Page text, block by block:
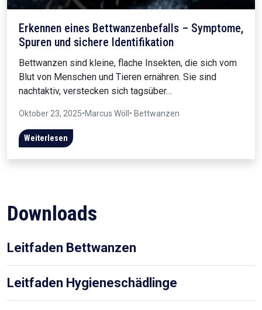
Erkennen eines Bettwanzenbefalls – Symptome,
Spuren und sichere Identifikation
Bettwanzen sind kleine, flache Insekten, die sich vom
Blut von Menschen und Tieren ernähren. Sie sind
nachtaktiv, verstecken sich tagsüber…
Oktober 23, 2025•Marcus Wöll • Bettwanzen
Weiterlesen
Downloads
Leitfaden Bettwanzen
Leitfaden Hygieneschädlinge